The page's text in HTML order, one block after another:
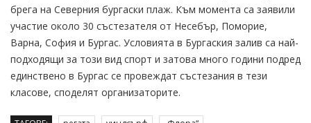
брега на Северния бургаски плаж. Към момента са заявили
участие около 30 състезателя от Несебър, Поморие,
Варна, София и Бургас. Условията в Бургаския залив са най-
подходящи за този вид спорт и затова много години подред
единствено в Бургас се провеждат състезания в тези
класове, споделят организаторите.